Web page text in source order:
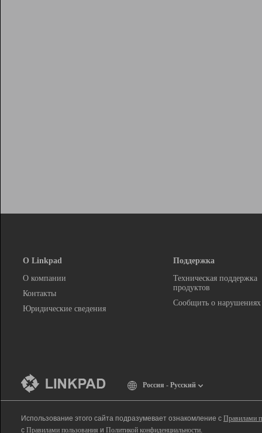
О Linkpad
О компании
Контакты
Юридические сведения
Поддержка
Техническая поддержка
продуктов
Сообщить о нарушениях
Россия - Русский
Использование этого сайта подразумевает ознакомление с Правилами
с Правилами пользования и Политикой конфиденциальности.